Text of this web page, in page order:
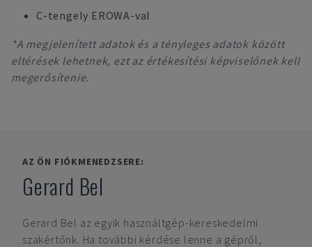
C-tengely EROWA-val
*A megjelenített adatok és a tényleges adatok között
eltérések lehetnek, ezt az értékesítési képviselőnek kell
megerősítenie.
AZ ÖN FIÓKMENEDZSERE:
Gerard Bel
Gerard Bel az egyik használtgép-kereskedelmi
szakértőnk. Ha további kérdése lenne a gépről,